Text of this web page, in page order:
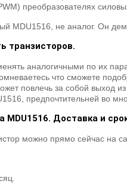
преобразователях
MDU1516, не аналог. Он
транзисторов.
аналогичными по их
что сможете
повлечь за собой выход
предпочтительней во
MDU1516. Доставка и
можно прямо сейчас на